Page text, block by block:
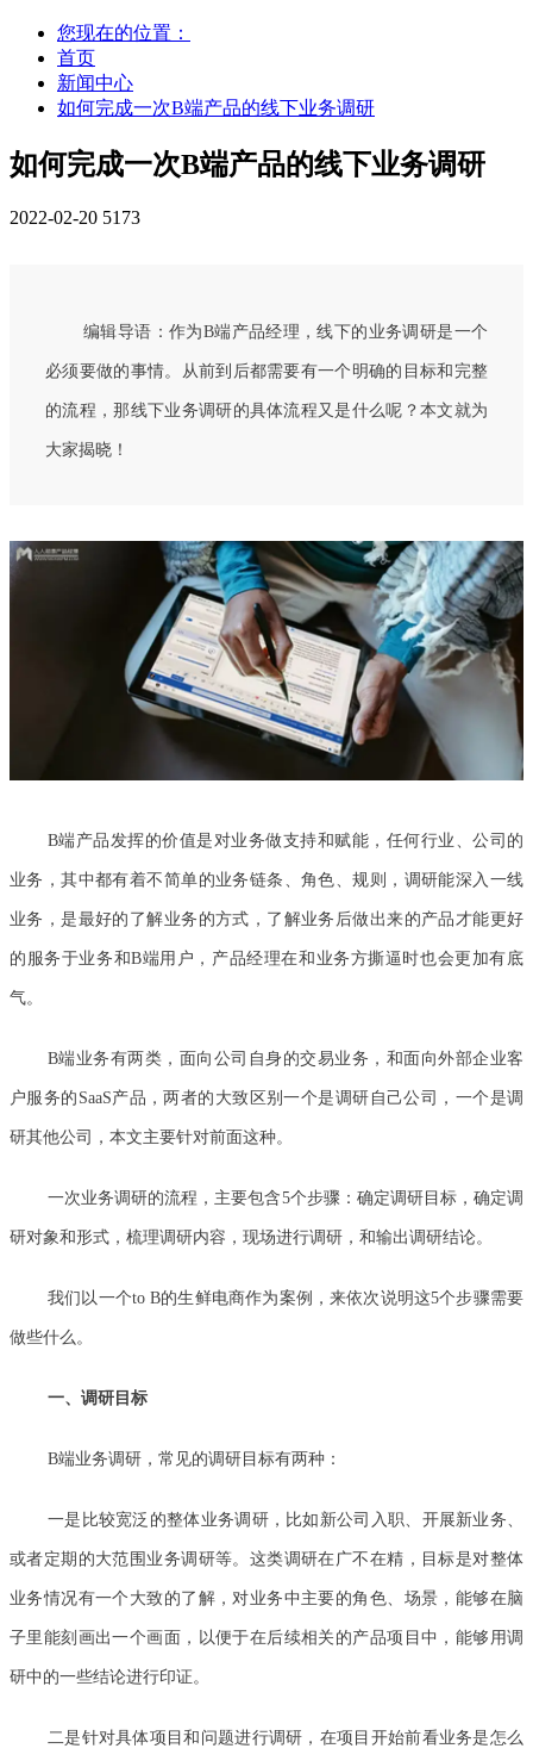
您现在的位置：
首页
新闻中心
如何完成一次B端产品的线下业务调研
如何完成一次B端产品的线下业务调研
2022-02-20 5173
编辑导语：作为B端产品经理，线下的业务调研是一个
必须要做的事情。从前到后都需要有一个明确的目标和完整
的流程，那线下业务调研的具体流程又是什么呢？本文就为
大家揭晓！
B端产品发挥的价值是对业务做支持和赋能，任何行业、公司的
业务，其中都有着不简单的业务链条、角色、规则，调研能深入一线
业务，是最好的了解业务的方式，了解业务后做出来的产品才能更好
的服务于业务和B端用户，产品经理在和业务方撕逼时也会更加有底
气。
B端业务有两类，面向公司自身的交易业务，和面向外部企业客
户服务的SaaS产品，两者的大致区别一个是调研自己公司，一个是调
研其他公司，本文主要针对前面这种。
一次业务调研的流程，主要包含5个步骤：确定调研目标，确定调
研对象和形式，梳理调研内容，现场进行调研，和输出调研结论。
我们以一个to B的生鲜电商作为案例，来依次说明这5个步骤需要
做些什么。
一、调研目标
B端业务调研，常见的调研目标有两种：
一是比较宽泛的整体业务调研，比如新公司入职、开展新业务、
或者定期的大范围业务调研等。这类调研在广不在精，目标是对整体
业务情况有一个大致的了解，对业务中主要的角色、场景，能够在脑
子里能刻画出一个画面，以便于在后续相关的产品项目中，能够用调
研中的一些结论进行印证。
二是针对具体项目和问题进行调研，在项目开始前看业务是怎么